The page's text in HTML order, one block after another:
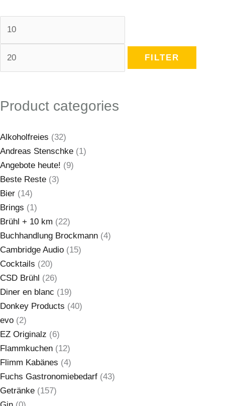
FILTER
Product categories
Alkoholfreies (32)
Andreas Stenschke (1)
Angebote heute! (9)
Beste Reste (3)
Bier (14)
Brings (1)
Brühl + 10 km (22)
Buchhandlung Brockmann (4)
Cambridge Audio (15)
Cocktails (20)
CSD Brühl (26)
Diner en blanc (19)
Donkey Products (40)
evo (2)
EZ Originalz (6)
Flammkuchen (12)
Flimm Kabänes (4)
Fuchs Gastronomiebedarf (43)
Getränke (157)